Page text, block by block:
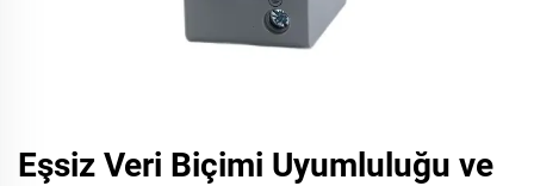
Eşsiz Veri Biçimi Uyumluluğu ve